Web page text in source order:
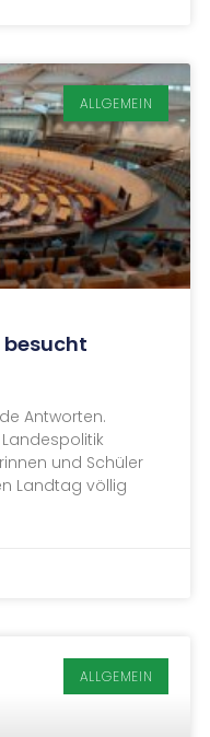
ALLGEMEIN
besucht
Antworten.
und Schüler
Landtag völlig
ALLGEMEIN